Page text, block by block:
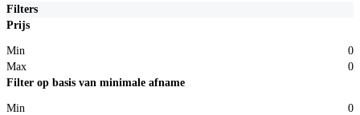
Filters
Prijs
Min
0
Max
0
Filter op basis van minimale afname
Min
0